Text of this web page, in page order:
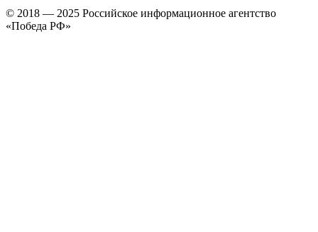
© 2018 — 2025 Российское информационное агентство
«Победа РФ»